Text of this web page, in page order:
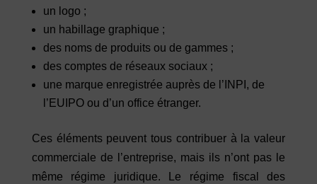
un logo ;
un habillage graphique ;
des noms de produits ou de gammes ;
des comptes de réseaux sociaux ;
une marque enregistrée auprès de l’INPI, de
l’EUIPO ou d’un office étranger.
Ces éléments peuvent tous contribuer à la valeur
commerciale de l’entreprise, mais ils n’ont pas le
même régime juridique. Le régime fiscal des